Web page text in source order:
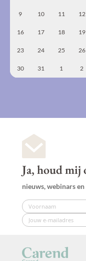
9 10 11 12
16 17 18 19
23 24 25 26
30 31 1 2
Ja, houd mij
nieuws, webinars